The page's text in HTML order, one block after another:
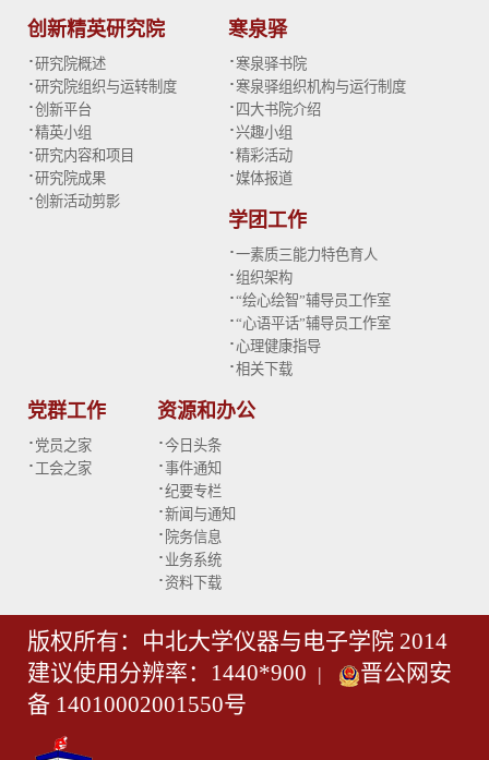
创新精英研究院
·研究院概述
·研究院组织与运转制度
·创新平台
·精英小组
·研究内容和项目
·研究院成果
·创新活动剪影
寒泉驿
· 寒泉驿书院
· 寒泉驿组织机构与运行制度
· 四大书院介绍
·兴趣小组
·精彩活动
·媒体报道
学团工作
·一素质三能力特色育人
·组织架构
·“绘心绘智”辅导员工作室
·“心语平话”辅导员工作室
·心理健康指导
·相关下载
党群工作
· 党员之家
· 工会之家
资源和办公
·今日头条
·事件通知
·纪要专栏
·新闻与通知
· 院务信息
· 业务系统
·资料下载
版权所有：中北大学仪器与电子学院 2014
建议使用分辨率：1440*900 |
晋公网安
备 14010002001550号